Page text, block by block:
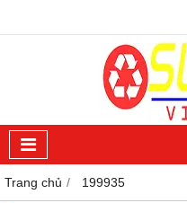
Trang chủ 199935